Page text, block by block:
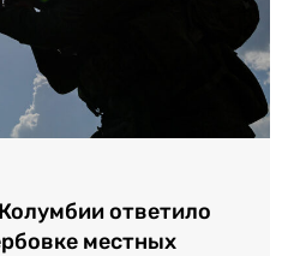
ответило
местных